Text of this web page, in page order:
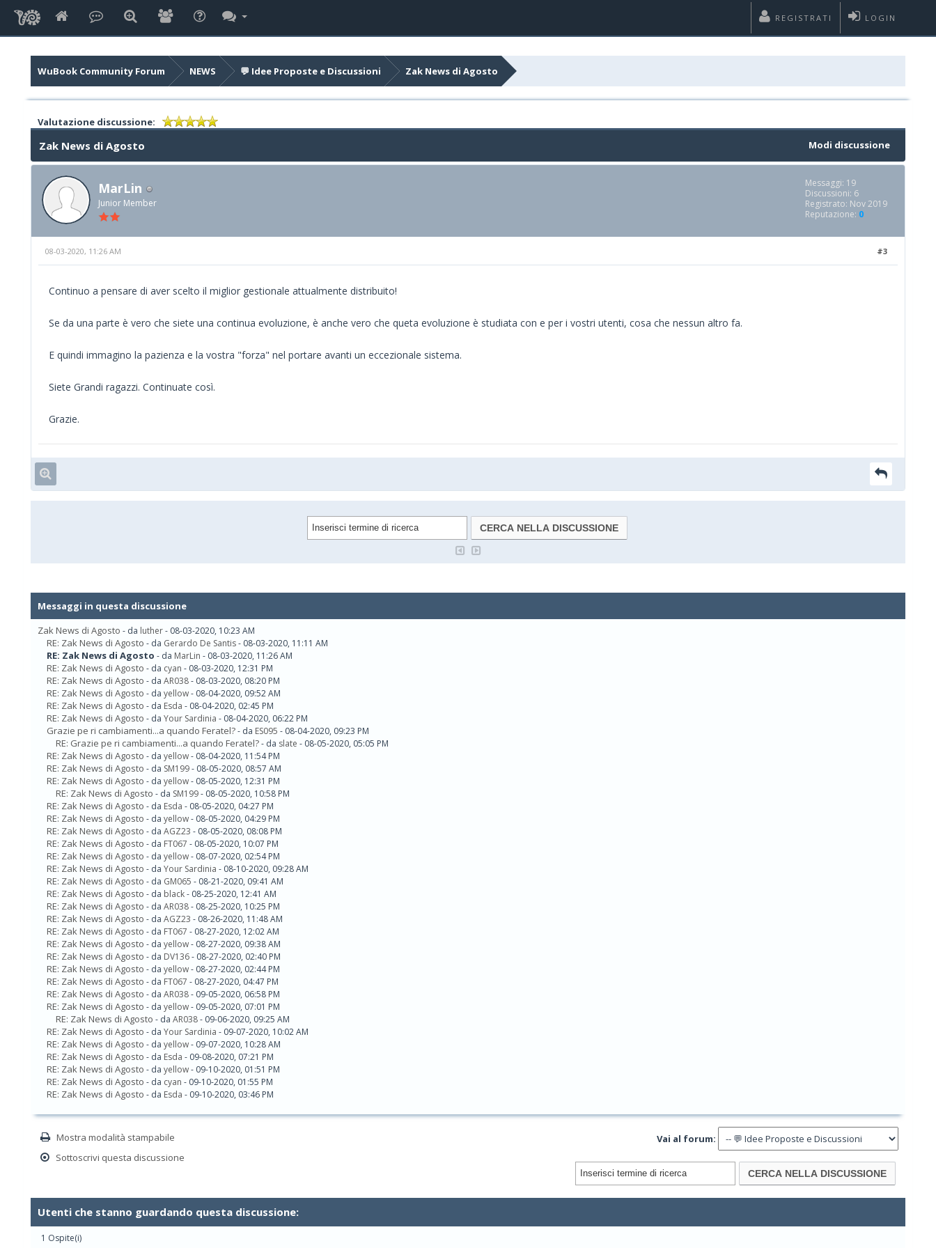
LOGIN
REGISTRATI
WuBook Community Forum NEWS 💬 Idee Proposte e Discussioni Zak News di Agosto
Valutazione discussione:
Modi discussione
Zak News di Agosto
MarLin
Junior Member
Messaggi: 19
Discussioni: 6
Registrato: Nov 2019
Reputazione: 0
#3
08-03-2020, 11:26 AM
Continuo a pensare di aver scelto il miglior gestionale attualmente distribuito!
Se da una parte è vero che siete una continua evoluzione, è anche vero che queta evoluzione è studiata con e per i vostri utenti, cosa che nessun altro fa.
E quindi immagino la pazienza e la vostra "forza" nel portare avanti un eccezionale sistema.
Siete Grandi ragazzi. Continuate così.
Grazie.
Messaggi in questa discussione
Zak News di Agosto - da luther- 08-03-2020, 10:23 AM
RE: Zak News di Agosto - da Gerardo De Santis- 08-03-2020, 11:11 AM
RE: Zak News di Agosto - da MarLin - 08-03-2020, 11:26 AM
RE: Zak News di Agosto - da cyan - 08-03-2020, 12:31 PM
RE: Zak News di Agosto - da AR038- 08-03-2020, 08:20 PM
RE: Zak News di Agosto - da yellow- 08-04-2020, 09:52 AM
RE: Zak News di Agosto - da Esda - 08-04-2020, 02:45 PM
RE: Zak News di Agosto - da Your Sardinia - 08-04-2020, 06:22 PM
Grazie pe ri cambiamenti...a quando Feratel?- da ES095 - 08-04-2020, 09:23 PM
RE: Grazie pe ri cambiamenti...a quando Feratel?- da slate - 08-05-2020, 05:05 PM
RE: Zak News di Agosto - da yellow- 08-04-2020, 11:54 PM
RE: Zak News di Agosto - da SM199- 08-05-2020, 08:57 AM
RE: Zak News di Agosto - da yellow- 08-05-2020, 12:31 PM
RE: Zak News di Agosto - da SM199- 08-05-2020, 10:58 PM
RE: Zak News di Agosto - da Esda - 08-05-2020, 04:27 PM
RE: Zak News di Agosto - da yellow- 08-05-2020, 04:29 PM
RE: Zak News di Agosto - da AGZ23 - 08-05-2020, 08:08 PM
RE: Zak News di Agosto - da FT067 - 08-05-2020, 10:07 PM
RE: Zak News di Agosto - da yellow- 08-07-2020, 02:54 PM
RE: Zak News di Agosto - da Your Sardinia - 08-10-2020, 09:28 AM
RE: Zak News di Agosto - da GM065 - 08-21-2020, 09:41 AM
RE: Zak News di Agosto - da black- 08-25-2020, 12:41 AM
RE: Zak News di Agosto - da AR038- 08-25-2020, 10:25 PM
RE: Zak News di Agosto - da AGZ23 - 08-26-2020, 11:48 AM
RE: Zak News di Agosto - da FT067 - 08-27-2020, 12:02 AM
RE: Zak News di Agosto - da yellow- 08-27-2020, 09:38 AM
RE: Zak News di Agosto - da DV136- 08-27-2020, 02:40 PM
RE: Zak News di Agosto - da yellow- 08-27-2020, 02:44 PM
RE: Zak News di Agosto - da FT067 - 08-27-2020, 04:47 PM
RE: Zak News di Agosto - da AR038- 09-05-2020, 06:58 PM
RE: Zak News di Agosto - da yellow- 09-05-2020, 07:01 PM
RE: Zak News di Agosto - da AR038- 09-06-2020, 09:25 AM
RE: Zak News di Agosto - da Your Sardinia - 09-07-2020, 10:02 AM
RE: Zak News di Agosto - da yellow- 09-07-2020, 10:28 AM
RE: Zak News di Agosto - da Esda - 09-08-2020, 07:21 PM
RE: Zak News di Agosto - da yellow- 09-10-2020, 01:51 PM
RE: Zak News di Agosto - da cyan - 09-10-2020, 01:55 PM
RE: Zak News di Agosto - da Esda - 09-10-2020, 03:46 PM
Mostra modalità stampabile
Sottoscrivi questa discussione
Vai al forum:
Utenti che stanno guardando questa discussione:
1 Ospite(i)